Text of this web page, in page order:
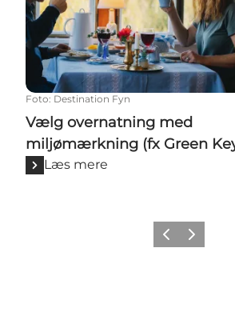
Foto: Destination Fyn
Vælg overnatning med
miljømærkning (fx Green
Læs mere
ForrigeNæste